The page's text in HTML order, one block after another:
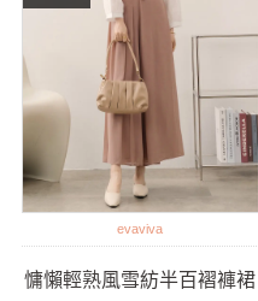
evaviva
慵懶輕熟風雪紡半百褶褲裙